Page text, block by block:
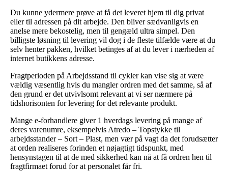
Du kunne ydermere prøve at få det leveret hjem til dig privat
eller til adressen på dit arbejde. Den bliver sædvanligvis en
anelse mere bekostelig, men til gengæld ultra simpel. Den
billigste løsning til levering vil dog i de fleste tilfælde være at du
selv henter pakken, hvilket betinges af at du lever i nærheden af
internet butikkens adresse.
Fragtperioden på Arbejdsstand til cykler kan vise sig at være
vældig væsentlig hvis du mangler ordren med det samme, så af
den grund er det utvivlsomt relevant at vi ser nærmere på
tidshorisonten for levering for det relevante produkt.
Mange e-forhandlere giver 1 hverdags levering på mange af
deres varenumre, eksempelvis Atredo – Topstykke til
arbejdsstander – Sort – Plast, men vær på vagt da det forudsætter
at orden realiseres forinden et nøjagtigt tidspunkt, med
hensynstagen til at de med sikkerhed kan nå at få ordren hen til
fragtfirmaet forud for at personalet får fri.